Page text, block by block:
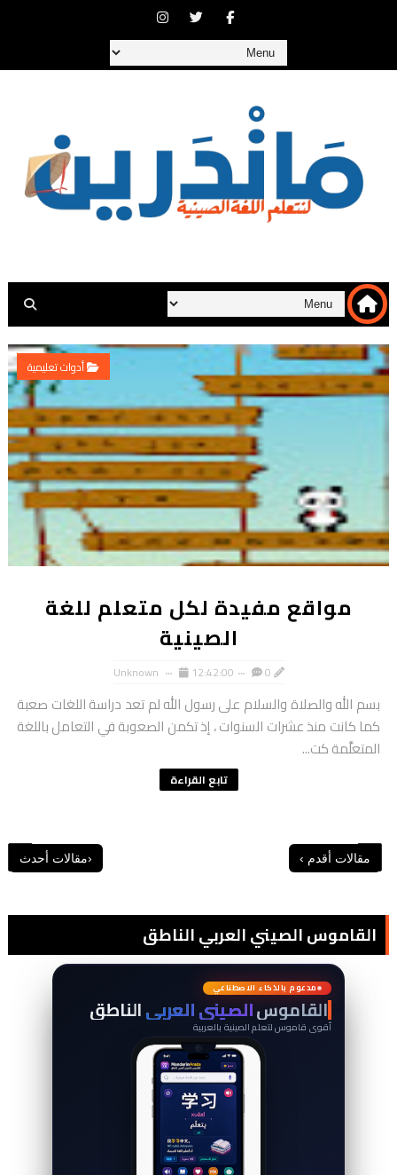
أدوات تعليمية
مواقع مفيدة لكل متعلم للغة
الصينية
Unknown 12:42:00 0
بسم الله والصلاة والسلام على رسول الله لم تعد دراسة اللغات صعبة
كما كانت منذ عشرات السنوات ، إذ تكمن الصعوبة في التعامل باللغة
المتعلَّمة كت...
تابع القراءة
القاموس الصيني العربي الناطق
词
典
مدعوم بالذكاء الاصطناعي
القاموسالصيني العربيالناطق
أقوى قاموس لتعلم الصينية بالعربية